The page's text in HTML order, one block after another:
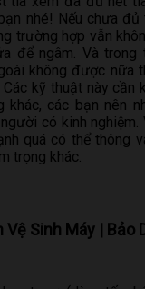
nhé! Nếu chưa
trường hợp vẫn
để ngâm. Và trong
không được nữa
kỹ thuật này cần
khác, các bạn nên
có kinh nghiệm.
quá có thể thông
trọng khác.
Vệ Sinh Máy | Bảo